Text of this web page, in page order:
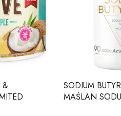
&
SODIUM
MAŚLAN SODU